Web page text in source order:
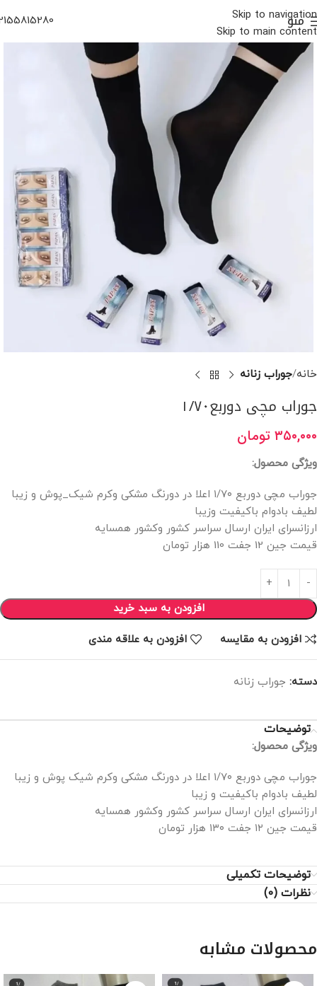
Skip to navigation
Skip to main content
منو
خانه جوراب زنانه
جوراب مچی دوربع۱/۷۰
۳۵۰,۰۰۰ تومان
ویژگی محصول:
جوراب مچی دوربع ۱/۷۰ اعلا در دورنگ مشکی وکرم شیک_پوش و زیبا
لطیف بادوام باکیفیت وزیبا
ارزانسرای ایران ارسال سراسر کشور وکشور همسایه
قیمت جین 12 جفت 110 هزار تومان
افزودن به سبد خرید
افزودن به مقایسه افزودن به علاقه مندی
دسته: جوراب زنانه
توضیحات
ویژگی محصول:
جوراب مچی دوربع ۱/۷۰ اعلا در دورنگ مشکی وکرم شیک پوش و زیبا
لطیف بادوام باکیفیت و زیبا
ارزانسرای ایران ارسال سراسر کشور وکشور همسایه
قیمت جین ۱۲ جفت ۱۳۰ هزار تومان
توضیحات تکمیلی
نظرات (0)
محصولات مشابه